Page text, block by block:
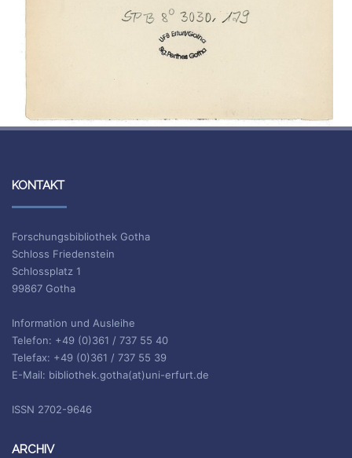
KONTAKT
Forschungsbibliothek Gotha
Schloss Friedenstein
Schlossplatz 1
99867 Gotha
Information und Ausleihe
Telefon: +49 (0)361 / 737 55 40
Telefax: +49 (0)361 / 737 55 39
E-Mail: bibliothek.gotha(at)uni-erfurt.de
ISSN 2702-9646
ARCHIV